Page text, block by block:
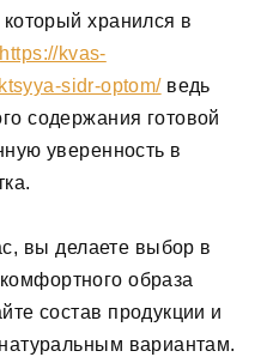
хранился в
https://kvas-
sidr-optom/ведь
содержания готовой
уверенность в
вы делаете выбор в
образа
состав продукции и
вариантам.